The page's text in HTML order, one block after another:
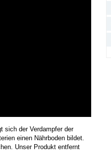
sich der Verdampfer der
einen Nährboden bildet.
Unser Produkt entfernt